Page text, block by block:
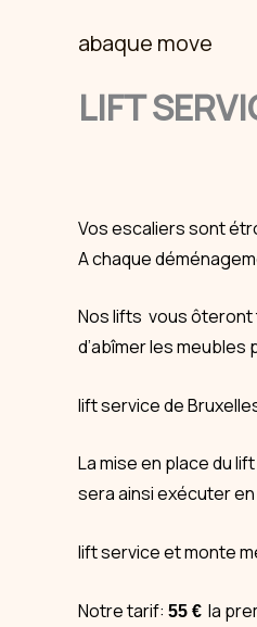
abaque move
LIFT
Vos escaliers sont
A chaque
Nos lifts vous ôteront
d’abîmer les
lift service de
La mise en place du
sera ainsi exécuter
lift service et monte
Notre tarif: 55 € la